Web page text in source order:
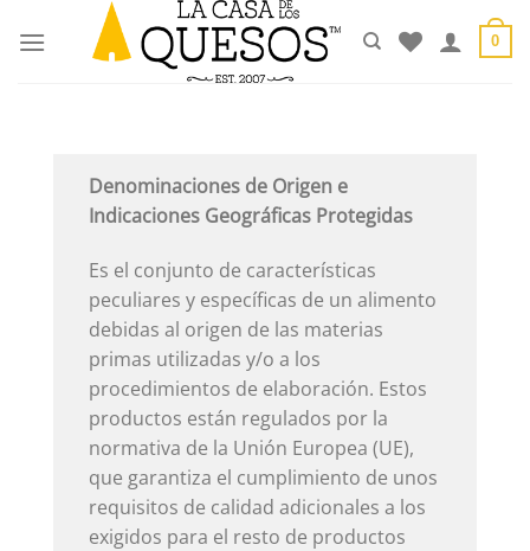
0
Denominaciones de Origen e
Indicaciones Geográficas Protegidas
Es el conjunto de características
peculiares y específicas de un alimento
debidas al origen de las materias
primas utilizadas y/o a los
procedimientos de elaboración. Estos
productos están regulados por la
normativa de la Unión Europea (UE),
que garantiza el cumplimiento de unos
requisitos de calidad adicionales a los
exigidos para el resto de productos